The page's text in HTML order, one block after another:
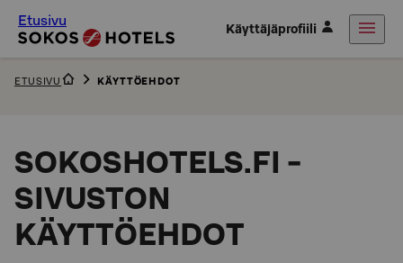
Etusivu Käyttäjäprofiili
ETUSIVU KÄYTTÖEHDOT
SOKOSHOTELS.FI -
SIVUSTON
KÄYTTÖEHDOT